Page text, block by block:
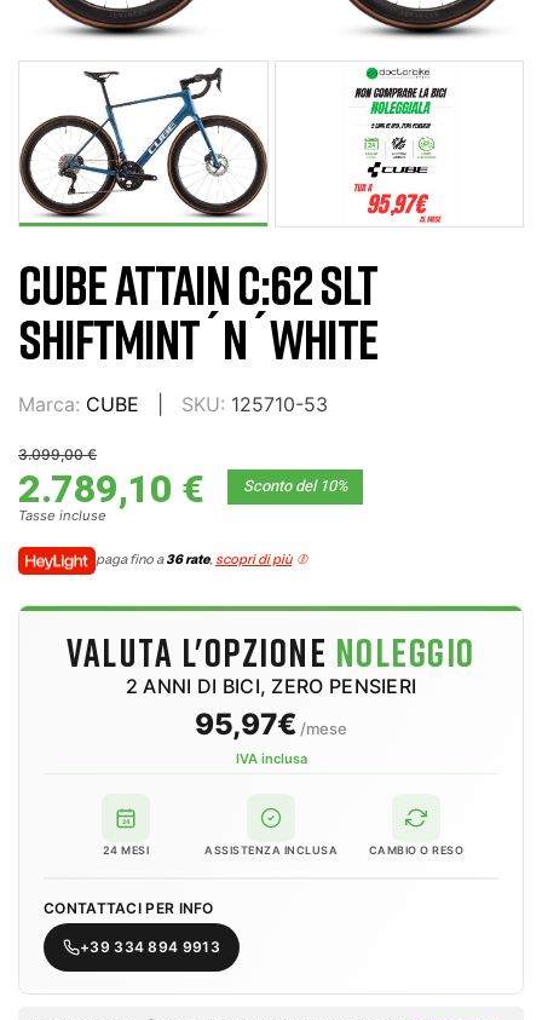
CUBE ATTAIN C:62 SLT
SHIFTMINT´N´WHITE
Marca: CUBE SKU: 125710-53
3.099,00 €
2.789,10 € Sconto del 10%
Tasse incluse
paga fino a36 rate, scopri di più
VALUTA L'OPZIONE NOLEGGIO
2 ANNI DI BICI, ZERO PENSIERI
95,97€ /mese
IVA inclusa
24
24 MESI ASSISTENZA INCLUSA CAMBIO O RESO
CONTATTACI PER INFO
+39 334 894 9913